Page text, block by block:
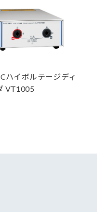
ハイボルテージディ
VT1005